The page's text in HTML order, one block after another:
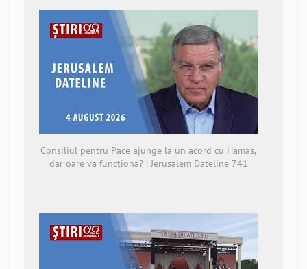
Consiliul pentru Pace ajunge la un acord cu Hamas,
dar oare va funcționa? | Jerusalem Dateline 741